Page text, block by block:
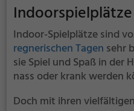
Indoor-Spielplätze sind
regnerischen Tagen sehr
sie Spiel und Spaß in der
nass oder krank werden
Doch mit ihren